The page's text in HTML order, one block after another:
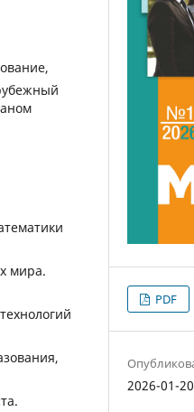
мира.
PDF
2026-01-20